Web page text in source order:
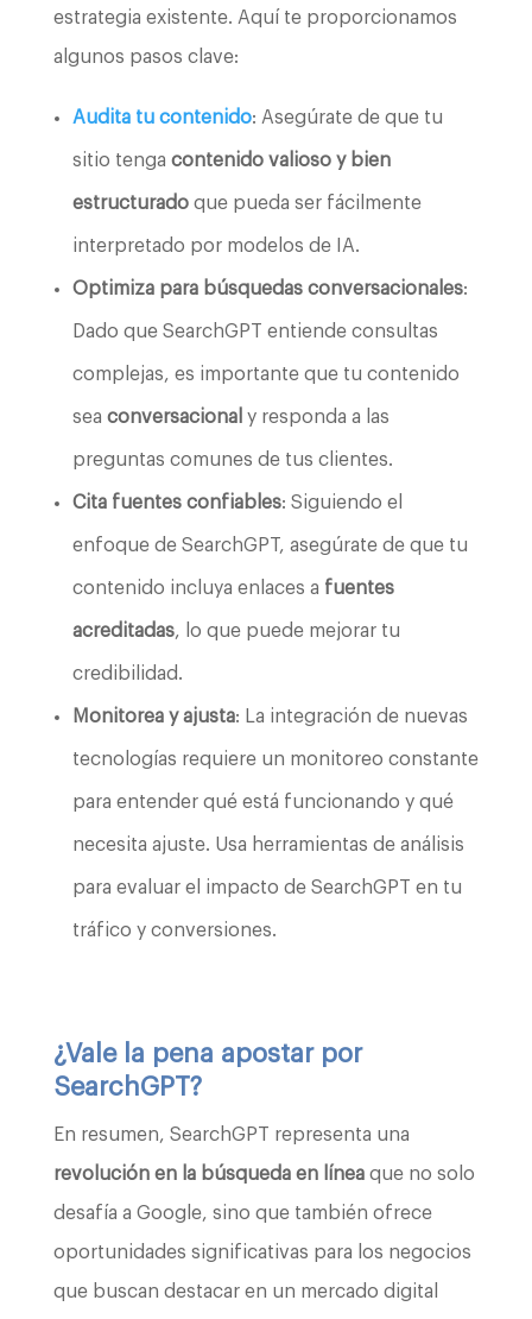
estrategia existente. Aquí te proporcionamos
algunos pasos clave:
Audita tu contenido: Asegúrate de que tu
sitio tenga contenido valioso y bien
estructuradoque pueda ser fácilmente
interpretado por modelos de IA.
Optimiza para búsquedas conversacionales:
Dado que SearchGPT entiende consultas
complejas, es importante que tu contenido
sea conversacional y responda a las
preguntas comunes de tus clientes.
Cita fuentes confiables: Siguiendo el
enfoque de SearchGPT, asegúrate de que tu
contenido incluya enlaces a fuentes
acreditadas, lo que puede mejorar tu
credibilidad.
Monitorea y ajusta: La integración de nuevas
tecnologías requiere un monitoreo constante
para entender qué está funcionando y qué
necesita ajuste. Usa herramientas de análisis
para evaluar el impacto de SearchGPT en tu
tráfico y conversiones.
¿Vale la pena apostar por
SearchGPT?
En resumen, SearchGPT representa una
revolución en la búsqueda en líneaque no solo
desafía a Google, sino que también ofrece
oportunidades significativas para los negocios
que buscan destacar en un mercado digital